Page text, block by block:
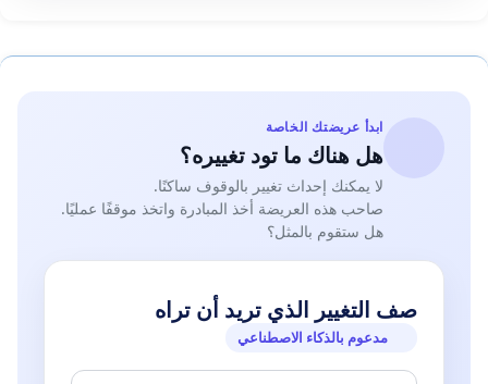
ابدأ عريضتك الخاصة
هل هناك ما تود تغييره؟
لا يمكنك إحداث تغيير بالوقوف ساكنًا.
صاحب هذه العريضة أخذ المبادرة واتخذ موقفًا عمليًا.
هل ستقوم بالمثل؟
صف التغيير الذي تريد أن تراه
مدعوم بالذكاء الاصطناعي